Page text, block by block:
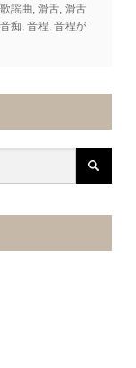
歌謡曲,滑舌,滑舌
音痴,音程,音程が